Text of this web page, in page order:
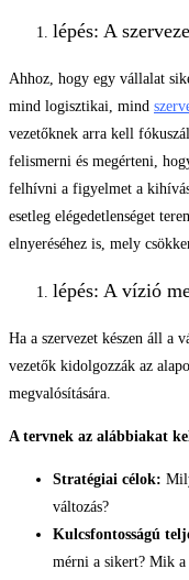
lépés: A
Ahhoz, hogy egy vállalat
mind logisztikai, mind
vezetőknek arra kell
felismerni és megérteni,
felhívni a figyelmet a
esetleg elégedetlenséget
elnyeréséhez is, mely
lépés: A vízió
Ha a szervezet készen áll a
vezetők kidolgozzák az
megvalósítására.
A tervnek az alábbiakat
Stratégiai célok:
változás?
Kulcsfontosságú
mérni a sikert? Mik